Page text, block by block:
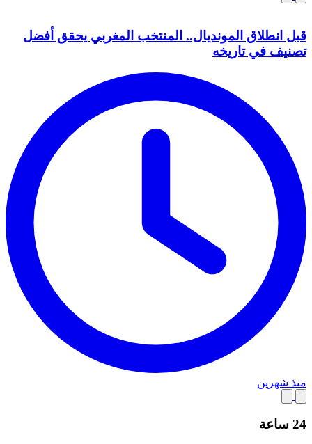
قبل انطلاق المونديال.. المنتخب المغربي يحقق أفضل
تصنيف في تاريخه
منذ شهرين
24 ساعة